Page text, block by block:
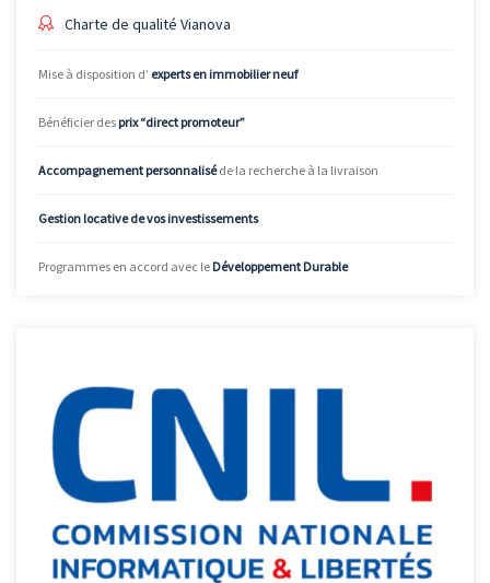
Charte de qualité Vianova
Mise à disposition d’ experts en immobilier neuf
Bénéficier des prix “direct promoteur”
Accompagnement personnaliséde la recherche à la livraison
Gestion locative de vos investissements
Programmes en accord avec le Développement Durable